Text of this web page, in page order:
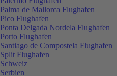
Palma de Mallorca Flughafen
Pico Flughafen
Ponta Delgada Nordela Flughafen
Porto Flughafen
Santiago de Compostela Flughafen
Split Flughafen
Schweiz
Serbien